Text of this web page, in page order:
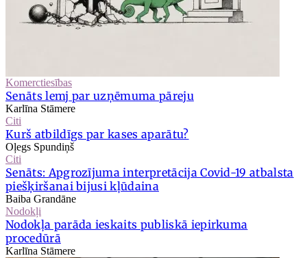
Komerctiesības
Senāts lemj par uzņēmuma pāreju
Karlīna Stāmere
Citi
Kurš atbildīgs par kases aparātu?
Oļegs Spundiņš
Citi
Senāts: Apgrozījuma interpretācija Covid-19 atbalsta
piešķiršanai bijusi kļūdaina
Baiba Grandāne
Nodokļi
Nodokļa parāda ieskaits publiskā iepirkuma
procedūrā
Karlīna Stāmere